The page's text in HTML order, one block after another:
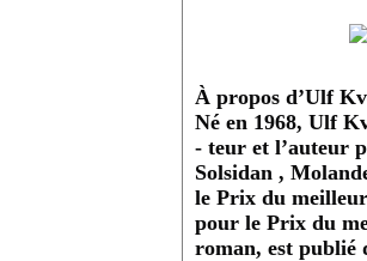
À propos d’Ulf
Né en 1968, Ulf
- teur et l’auteur
Solsidan ,
le Prix du
pour le Prix du
roman, est publié